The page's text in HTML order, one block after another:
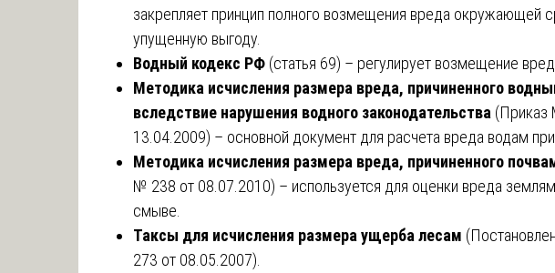
закрепляет принцип полного возмещения вреда окружающей
упущенную выгоду.
Водный кодекс РФ (статья 69) – регулирует возмещение
Методика исчисления размера вреда, причиненного
вследствие нарушения водного законодательства (Приказ
13.04.2009) – основной документ для расчета вреда водам
Методика исчисления размера вреда, причиненного
№ 238 от 08.07.2010) – используется для оценки вреда землям
смыве.
Таксы для исчисления размера ущерба лесам
273 от 08.05.2007).